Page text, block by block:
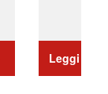
Leggi di